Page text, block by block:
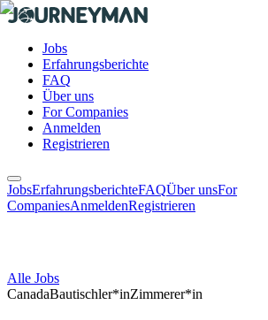
Jobs
Erfahrungsberichte
FAQ
Über uns
For Companies
Anmelden
Registrieren
JobsErfahrungsberichteFAQÜber unsFor
CompaniesAnmeldenRegistrieren
Alle Jobs
CanadaBautischler*inZimmerer*in